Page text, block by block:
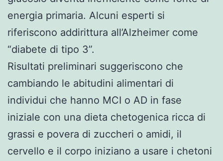
energia primaria. Alcuni esperti si
riferiscono addirittura all’Alzheimer come
“diabete di tipo 3”.
Risultati preliminari suggeriscono che
cambiando le abitudini alimentari di
individui che hanno MCI o AD in fase
iniziale con una dieta chetogenica ricca di
grassi e povera di zuccheri o amidi, il
cervello e il corpo iniziano a usare i chetoni